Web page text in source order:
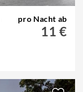
pro Nacht ab
11 €